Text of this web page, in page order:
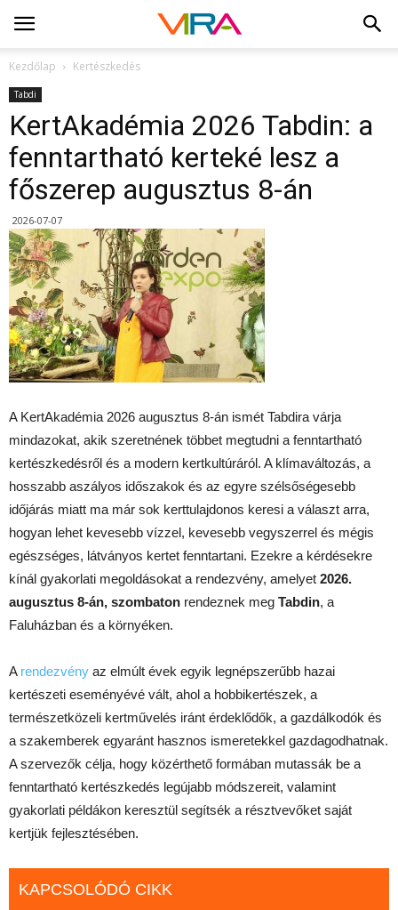
Kezdőlap Kertészkedés
Tabdi
KertAkadémia 2026 Tabdin: a
fenntartható kerteké lesz a
főszerep augusztus 8-án
2026-07-07
A KertAkadémia 2026 augusztus 8-án ismét Tabdira várja
mindazokat, akik szeretnének többet megtudni a fenntartható
kertészkedésről és a modern kertkultúráról. A klímaváltozás, a
hosszabb aszályos időszakok és az egyre szélsőségesebb
időjárás miatt ma már sok kerttulajdonos keresi a választ arra,
hogyan lehet kevesebb vízzel, kevesebb vegyszerrel és mégis
egészséges, látványos kertet fenntartani. Ezekre a kérdésekre
kínál gyakorlati megoldásokat a rendezvény, amelyet 2026.
augusztus 8-án, szombaton rendeznek meg Tabdin, a
Faluházban és a környéken.
A rendezvény az elmúlt évek egyik legnépszerűbb hazai
kertészeti eseményévé vált, ahol a hobbikertészek, a
természetközeli kertművelés iránt érdeklődők, a gazdálkodók és
a szakemberek egyaránt hasznos ismeretekkel gazdagodhatnak.
A szervezők célja, hogy közérthető formában mutassák be a
fenntartható kertészkedés legújabb módszereit, valamint
gyakorlati példákon keresztül segítsék a résztvevőket saját
kertjük fejlesztésében.
KAPCSOLÓDÓ CIKK